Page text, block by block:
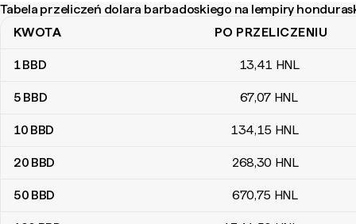
Tabela przeliczeń dolara barbadoskiego na lempiry
Tabela przeliczeń dolara barbadoskiego na lempiry honduraskiej
KWOTA PO PRZELICZENIU
1BBD 13,41 HNL
5 BBD 67,07 HNL
10 BBD 134,15 HNL
20 BBD 268,30 HNL
50 BBD 670,75 HNL